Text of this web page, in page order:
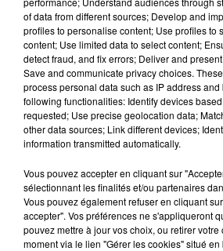
20 juillet 2026
UNE ADOLESCENTE
OPÉRER DE LA CHEVILLE
La famille a porté plainte contre
reconnu sa responsabilité et
excuses.
TITRES DIFFUSÉS
20h27
20h27
of data from different sources; Develop and
profiles to personalise content; Use profiles to
content; Use limited data to select content;
detect fraud, and fix errors; Deliver and
Save and communicate privacy choices.
process personal data such as IP address
following functionalities: Identify devices
requested; Use precise geolocation data;
other data sources; Link different devices;
information transmitted automatically.
Vous pouvez accepter en cliquant sur
sélectionnant les finalités et/ou partenaires
Vous pouvez également refuser en cliquant
accepter". Vos préférences ne s'appliqueront
pouvez mettre à jour vos choix, ou retirer
moment via le lien "Gérer les cookies" situé